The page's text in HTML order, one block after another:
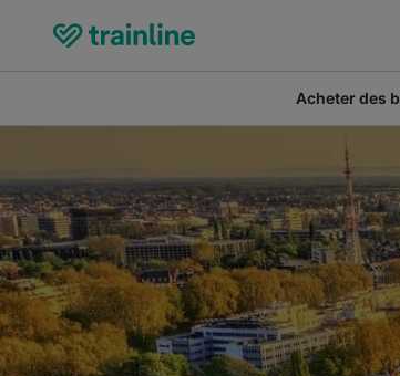
Acheter des